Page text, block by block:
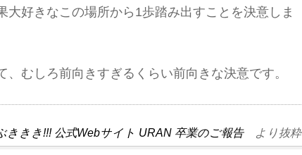
好きなこの場所から1歩踏み出すことを決意しま
むしろ前向きすぎるくらい前向きな決意です。
ききき!!! 公式Webサイト URAN 卒業のご報告より抜粋